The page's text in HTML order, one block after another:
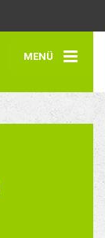
MENÜ